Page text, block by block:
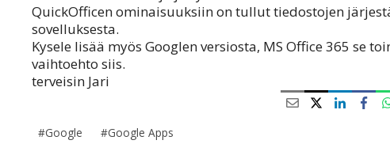
QuickOfficen ominaisuuksiin on tullut tiedostojen
sovelluksesta.
Kysele lisää myös Googlen versiosta, MS Office 365 se
vaihtoehto siis.
terveisin Jari
Avainsanat:
#Google #Google Apps